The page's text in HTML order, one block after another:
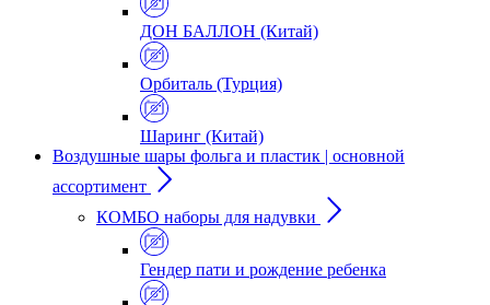
ДОН БАЛЛОН (Китай)
Орбиталь (Турция)
Шаринг (Китай)
Воздушные шары фольга и пластик | основной
ассортимент
КОМБО наборы для надувки
Гендер пати и рождение ребенка